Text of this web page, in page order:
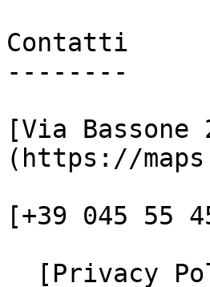
Contatti
--------
[Via Bassone
(https://
[+39 045 55